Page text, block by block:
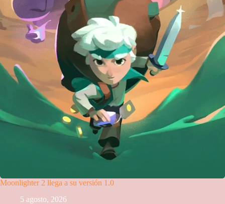
Moonlighter 2 llega a su versión 1.0
5 agosto, 2026